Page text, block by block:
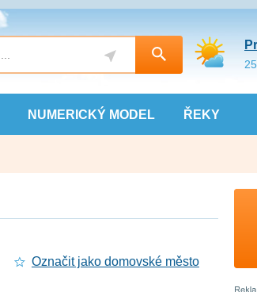
NUMERICKÝ MODEL ŘEKY
Označit jako domovské město